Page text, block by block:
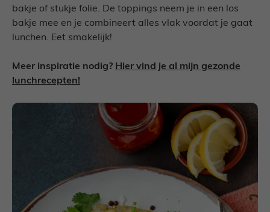
bakje of stukje folie. De toppings neem je in een los
bakje mee en je combineert alles vlak voordat je gaat
lunchen. Eet smakelijk!
Meer inspiratie nodig? Hier vind je al mijn gezonde
lunchrecepten!